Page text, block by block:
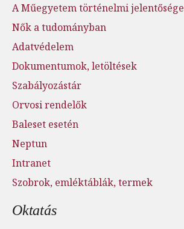
A Műegyetem történelmi jelentősége
Nők a tudományban
Adatvédelem
Dokumentumok, letöltések
Szabályozástár
Orvosi rendelők
Baleset esetén
Neptun
Intranet
Szobrok, emléktáblák, termek
Oktatás